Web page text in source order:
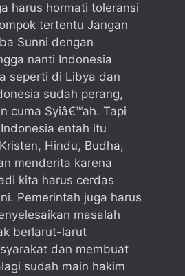
harus hormati toleransi
tertentu Jangan
Sunni dengan
nanti Indonesia
seperti di Libya dan
sudah perang,
cuma Syiâ€™ah. Tapi
entah itu
Hindu, Budha,
menderita karena
kita harus cerdas
Pemerintah juga harus
masalah
berlarut-larut
dan membuat
sudah main hakim